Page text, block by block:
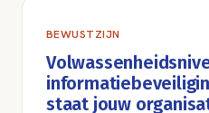
BEWUSTZIJN
staat jouw